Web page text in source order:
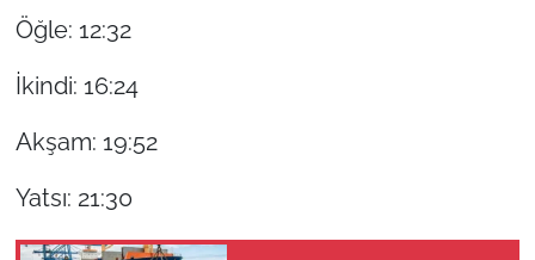
Öğle: 12:32
İkindi: 16:24
Akşam: 19:52
Yatsı: 21:30